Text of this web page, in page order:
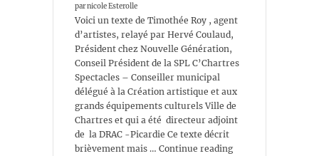
par nicole Esterolle
Voici un texte de Timothée Roy , agent
d’artistes, relayé par Hervé Coulaud,
Président chez Nouvelle Génération,
Conseil Président de la SPL C’Chartres
Spectacles – Conseiller municipal
délégué à la Création artistique et aux
grands équipements culturels Ville de
Chartres et qui a été directeur adjoint
de la DRAC -Picardie Ce texte décrit
brièvement mais … Continue reading